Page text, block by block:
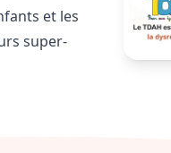
et les
super-